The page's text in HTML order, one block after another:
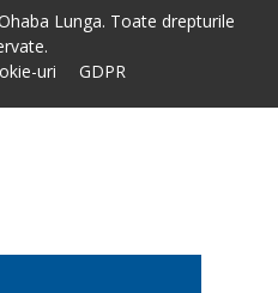
Lunga. Toate drepturile
uri
GDPR